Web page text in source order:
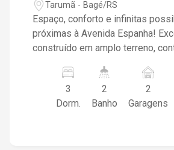
Tarumã - Bagé/RS
Espaço, conforto e infinitas
próximas à Avenida Espanha!
construído em amplo terreno,
matrícula ,perfeito para ampliar,
casa, área de lazer, espaço
investir da forma que desejar. A residência
3
Dorm.
2
Banho
2
Garagens